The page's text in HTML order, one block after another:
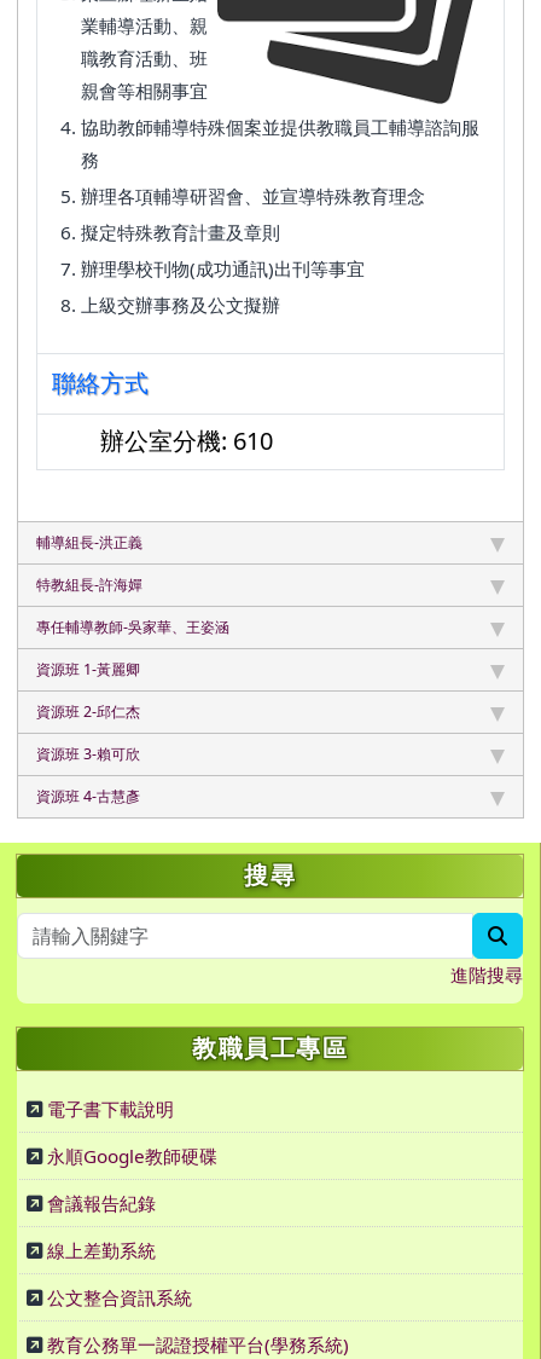
業輔導活動、親
職教育活動、班
親會等相關事宜
協助教師輔導特殊個案並提供教職員工輔導諮詢服
務
辦理各項輔導研習會、並宣導特殊教育理念
擬定特殊教育計畫及章則
辦理學校刊物(成功通訊)出刊等事宜
上級交辦事務及公文擬辦
聯絡方式
辦公室分機: 610
輔導組長-洪正義
特教組長-許海嬋
專任輔導教師-吳家華、王姿涵
資源班 1-黃麗卿
資源班 2-邱仁杰
資源班 3-賴可欣
資源班 4-古慧彥
左邊區域內容 搜尋
進階搜尋
教職員工專區
電子書下載說明
永順Google教師硬碟
會議報告紀錄
線上差勤系統
公文整合資訊系統
教育公務單一認證授權平台(學務系統)